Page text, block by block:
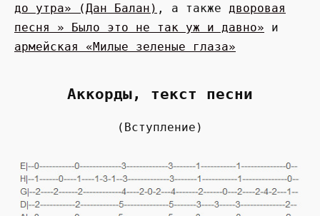
до утра» (Дан Балан) , а также дворовая
песня » Было это не так уж и давно» и
армейская «Милые зеленые глаза»
Аккорды, текст песни
(Вступление)